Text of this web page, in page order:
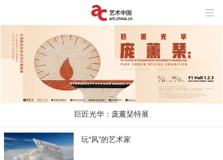
巨匠光华：庞薰琹特展
玩“风”的艺术家